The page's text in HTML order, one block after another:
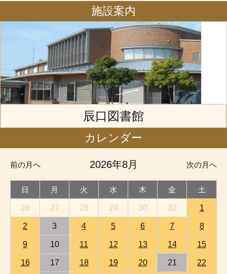
施設案内
辰口図書館
カレンダー
前の月へ 2026年8月 次の月へ
日 月 火 水 木 金 土
26 27 28 29 30 31 1
2 3 4 5 6 7 8
9 10 11 12 13 14 15
16 17 18 19 20 21 22